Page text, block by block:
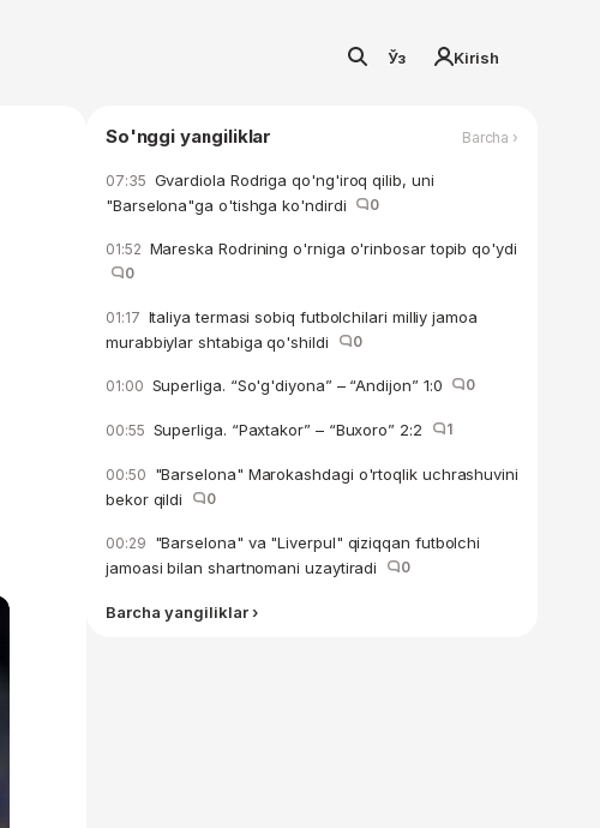
Ўз Kirish
So'nggi yangiliklar Barcha ›
07:35 Gvardiola Rodriga qo'ng'iroq qilib, uni
"Barselona"ga o'tishga ko'ndirdi
0
01:52 Mareska Rodrining o'rniga o'rinbosar topib qo'ydi
0
01:17 Italiya termasi sobiq futbolchilari milliy jamoa
murabbiylar shtabiga qo'shildi
0
01:00 Superliga. “So'g'diyona” – “Andijon” 1:0 0
00:55 Superliga. “Paxtakor” – “Buxoro” 2:2 1
00:50 "Barselona" Marokashdagi o'rtoqlik uchrashuvini
bekor qildi
0
00:29 "Barselona" va "Liverpul" qiziqqan futbolchi
jamoasi bilan shartnomani uzaytiradi
0
Barcha yangiliklar ›